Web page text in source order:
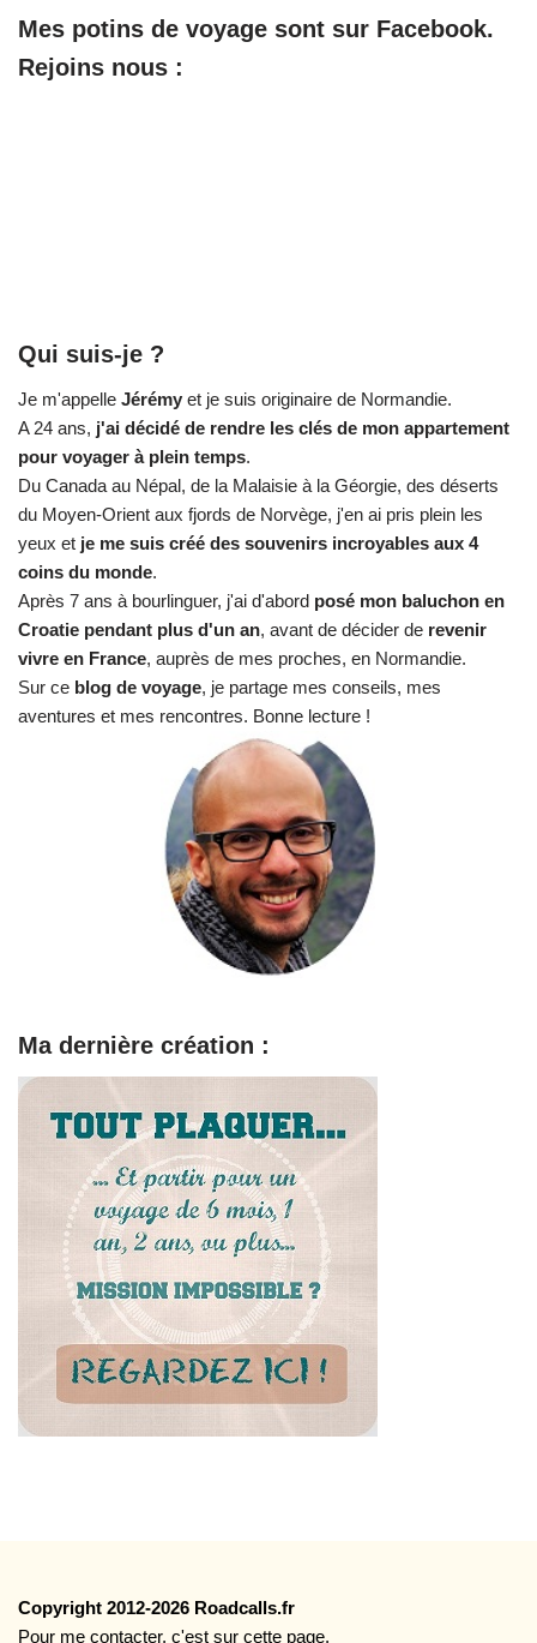
Mes potins de voyage sont sur Facebook.
Rejoins nous :
Qui suis-je ?
Je m'appelle Jérémy et je suis originaire de Normandie.
A 24 ans, j'ai décidé de rendre les clés de mon appartement
pour voyager à plein temps.
Du Canada au Népal, de la Malaisie à la Géorgie, des déserts
du Moyen-Orient aux fjords de Norvège, j'en ai pris plein les
yeux et je me suis créé des souvenirs incroyables aux 4
coins du monde.
Après 7 ans à bourlinguer, j'ai d'abord posé mon baluchon en
Croatie pendant plus d'un an, avant de décider de revenir
vivre en France, auprès de mes proches, en Normandie.
Sur ce blog de voyage, je partage mes conseils, mes
aventures et mes rencontres. Bonne lecture !
Ma dernière création :
Copyright 2012-2026 Roadcalls.fr
Pour me contacter, c'est sur cette page.